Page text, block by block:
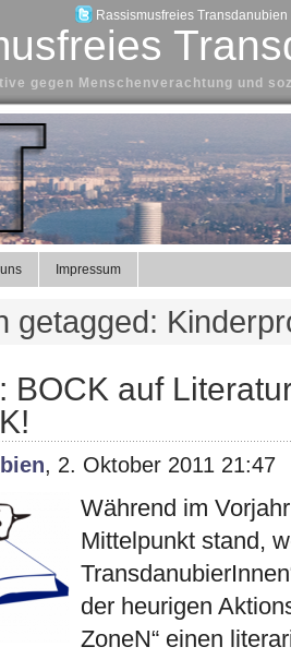
Rassismusfreies Transdanubien
gegen Menschenverachtung und
Impressum
getagged:
BOCK auf
, 2. Oktober 2011 21:47
Während im
Mittelpunkt stand,
der heurigen
ZoneN“ einen